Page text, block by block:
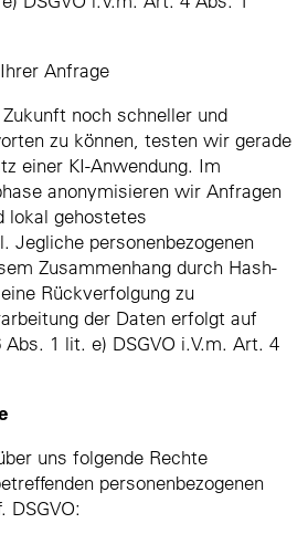
Anfrage
noch schneller und
zu können, testen wir gerade
einer KI-Anwendung. Im
anonymisieren wir Anfragen
lokal gehostetes
Jegliche personenbezogenen
Zusammenhang durch Hash-
Rückverfolgung zu
der Daten erfolgt auf
1 lit. e) DSGVO i.V.m. Art. 4
uns folgende Rechte
personenbezogenen
DSGVO: